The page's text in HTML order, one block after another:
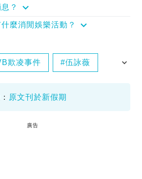
？
麼消閒娛樂活動？
欺凌事件 伍詠薇
原文刊於新假期
廣告